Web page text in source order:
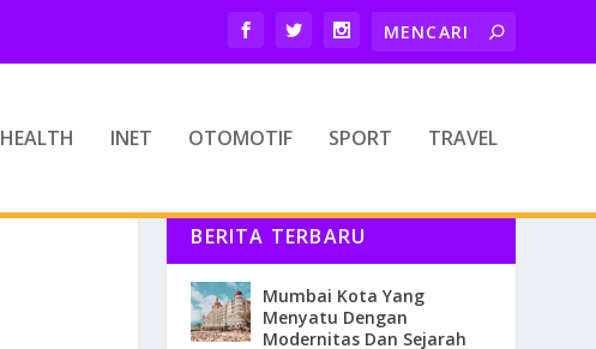
HEALTH INET OTOMOTIF SPORT TRAVEL
BERITA TERBARU
Mumbai Kota Yang
Menyatu Dengan
Modernitas Dan Sejarah